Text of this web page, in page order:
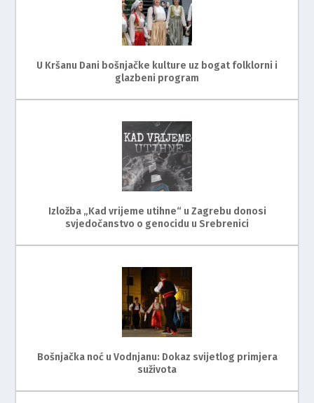
U Kršanu Dani bošnjačke kulture uz bogat folklorni i
glazbeni program
Izložba „Kad vrijeme utihne“ u Zagrebu donosi
svjedočanstvo o genocidu u Srebrenici
Bošnjačka noć u Vodnjanu: Dokaz svijetlog primjera
suživota